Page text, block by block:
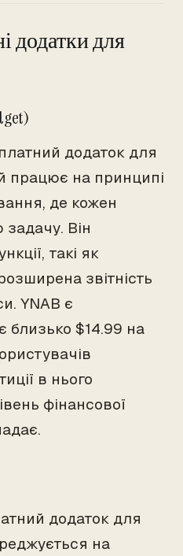
додатки для
додаток для
працює на принципі
де кожен
Він
такі як
звітність
YNAB є
близько $14.99 на
в нього
фінансової
додаток для
на